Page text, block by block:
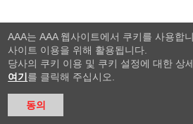
AAA는 AAA 웹사이트에서 쿠키를 사용합
사이트 이용을 위해 활용됩니다.
당사의 쿠키 이용 및 쿠키 설정에 대한 상
여기 를 클릭해 주십시오.
동의